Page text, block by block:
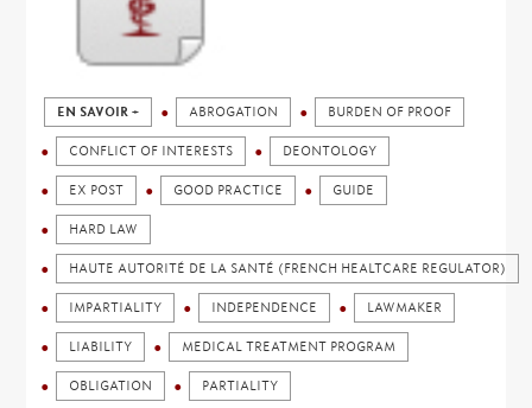
EN SAVOIR + ABROGATION BURDEN OF PROOF
CONFLICT OF INTERESTS DEONTOLOGY
EX POST GOOD PRACTICE GUIDE
HARD LAW
HAUTE AUTORITÉ DE LA SANTÉ (FRENCH HEALTCARE REGULATOR)
IMPARTIALITY INDEPENDENCE LAWMAKER
LIABILITY MEDICAL TREATMENT PROGRAM
OBLIGATION PARTIALITY